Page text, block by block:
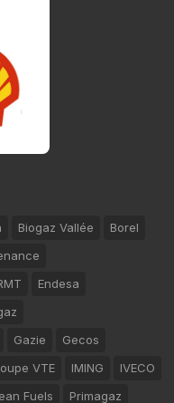
Biogaz Vallée
Borel
Endesa
Gazie
Gecos
VTE IMING
IVECO
Fuels Primagaz